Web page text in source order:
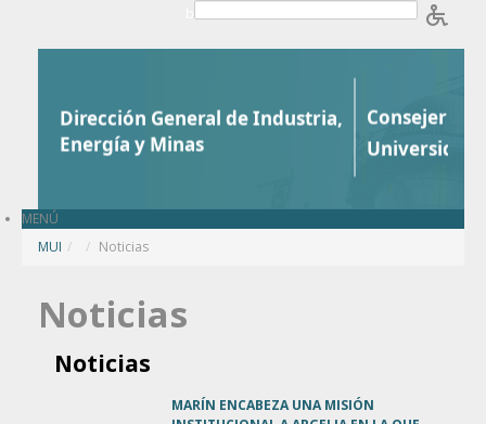
MENÚ
MUI / Noticias
Noticias
Noticias
MARÍN ENCABEZA UNA MISIÓN